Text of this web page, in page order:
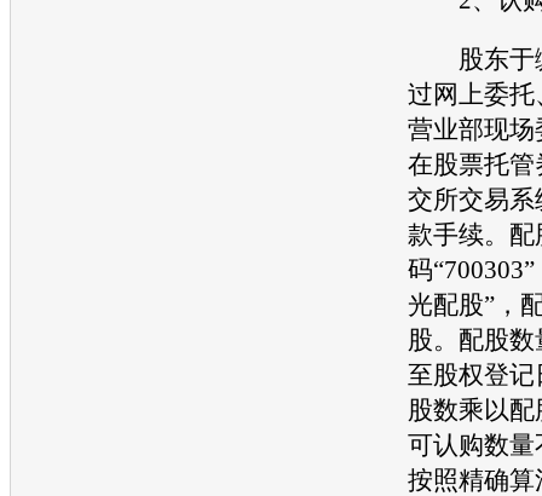
股东于
过网上委
营业部现
在股票托
交所交易
款手续。配
码
光配股”，
股。配股
至股权登
股数乘以
可认购数
按照精确